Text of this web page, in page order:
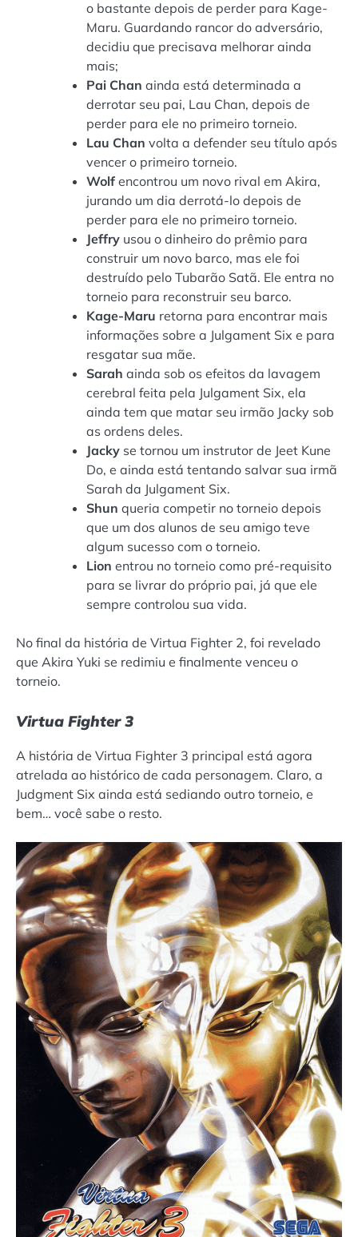
o bastante depois de perder para Kage-
Maru. Guardando rancor do adversário,
decidiu que precisava melhorar ainda
mais;
Pai Chan ainda está determinada a
derrotar seu pai, Lau Chan, depois de
perder para ele no primeiro torneio.
Lau Chan volta a defender seu título após
vencer o primeiro torneio.
Wolf encontrou um novo rival em Akira,
jurando um dia derrotá-lo depois de
perder para ele no primeiro torneio.
Jeffry usou o dinheiro do prêmio para
construir um novo barco, mas ele foi
destruído pelo Tubarão Satã. Ele entra no
torneio para reconstruir seu barco.
Kage-Maru retorna para encontrar mais
informações sobre a Julgament Six e para
resgatar sua mãe.
Sarah ainda sob os efeitos da lavagem
cerebral feita pela Julgament Six, ela
ainda tem que matar seu irmão Jacky sob
as ordens deles.
Jacky se tornou um instrutor de Jeet Kune
Do, e ainda está tentando salvar sua irmã
Sarah da Julgament Six.
Shun queria competir no torneio depois
que um dos alunos de seu amigo teve
algum sucesso com o torneio.
Lion entrou no torneio como pré-requisito
para se livrar do próprio pai, já que ele
sempre controlou sua vida.
No final da história de Virtua Fighter 2, foi revelado
que Akira Yuki se redimiu e finalmente venceu o
torneio.
Virtua Fighter 3
A história de Virtua Fighter 3 principal está agora
atrelada ao histórico de cada personagem. Claro, a
Judgment Six ainda está sediando outro torneio, e
bem… você sabe o resto.